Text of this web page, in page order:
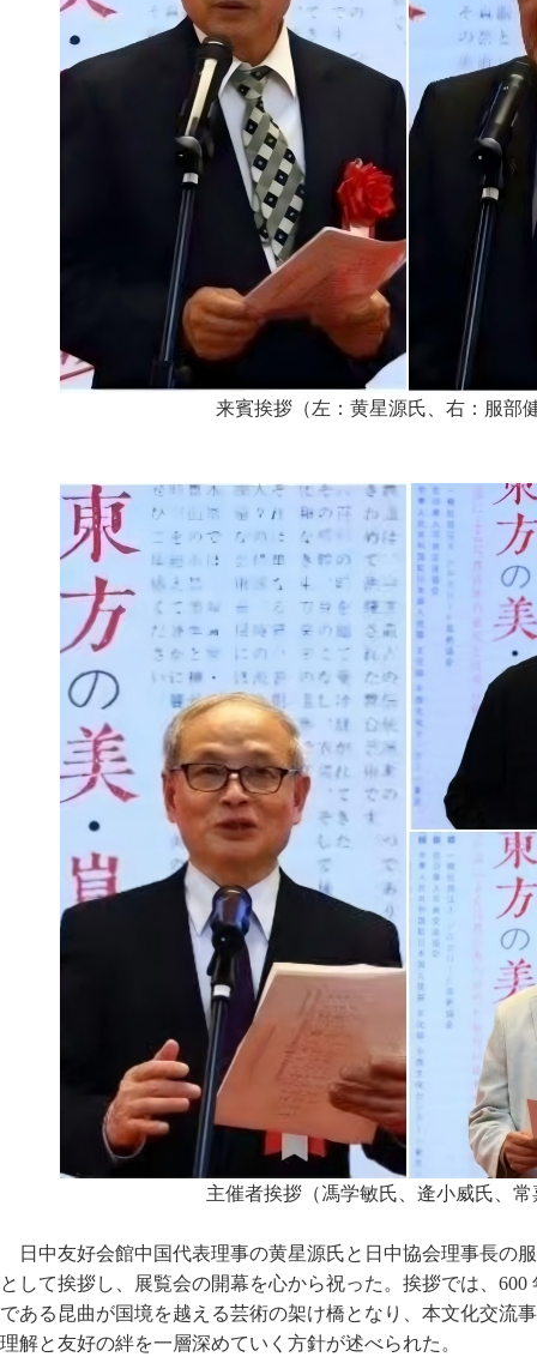
来賓挨拶（左：黄星源氏、右：服部
主催者挨拶（馮学敏氏、逄小威氏、
日中友好会館中国代表理事の黄星源氏と日中協会理事長の
として挨拶し、展覧会の開幕を心から祝った。挨拶では、
である昆曲が国境を越える芸術の架け橋となり、本文化交流
理解と友好の絆を一層深めていく方針が述べられた。